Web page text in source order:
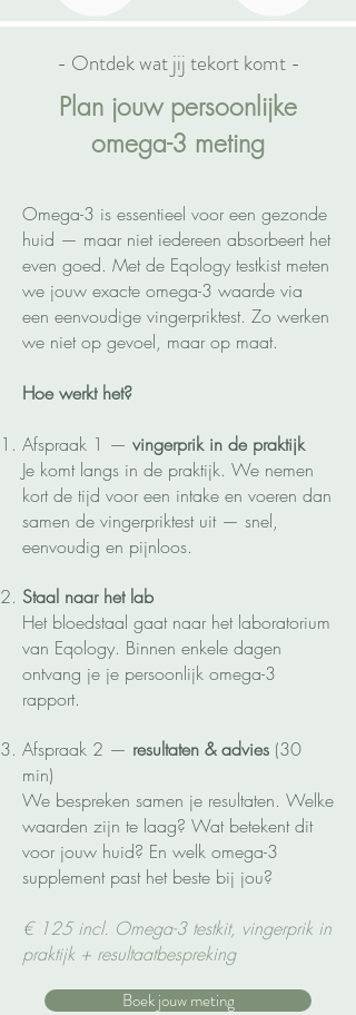
- Ontdek wat jij tekort komt -
Plan jouw persoonlijke
omega-3 meting
Omega-3 is essentieel voor een gezonde
huid — maar niet iedereen absorbeert het
even goed. Met de Eqology testkist meten
we jouw exacte omega-3 waarde via
een eenvoudige vingerpriktest. Zo werken
we niet op gevoel, maar op maat.
Hoe werkt het?
Afspraak 1 — vingerprik in de praktijk
Je komt langs in de praktijk. We nemen
kort de tijd voor een intake en voeren dan
samen de vingerpriktest uit — snel,
eenvoudig en pijnloos.
Staal naar het lab
Het bloedstaal gaat naar het laboratorium
van Eqology. Binnen enkele dagen
ontvang je je persoonlijk omega-3
rapport.
Afspraak 2 — resultaten & advies (30
min)
We bespreken samen je resultaten. Welke
waarden zijn te laag? Wat betekent dit
voor jouw huid? En welk omega-3
supplement past het beste bij jou?
€ 125 incl. Omega-3 testkit, vingerprik in
praktijk + resultaatbespreking
Boek jouw meting